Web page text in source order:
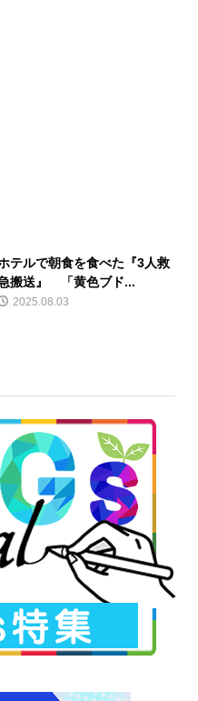
テルで朝食を食べた『3人救
搬送』 「黄色ブド...
2025.08.03